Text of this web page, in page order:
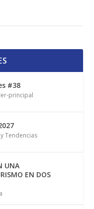
#38
principal
Tendencias
UNA
EN DOS